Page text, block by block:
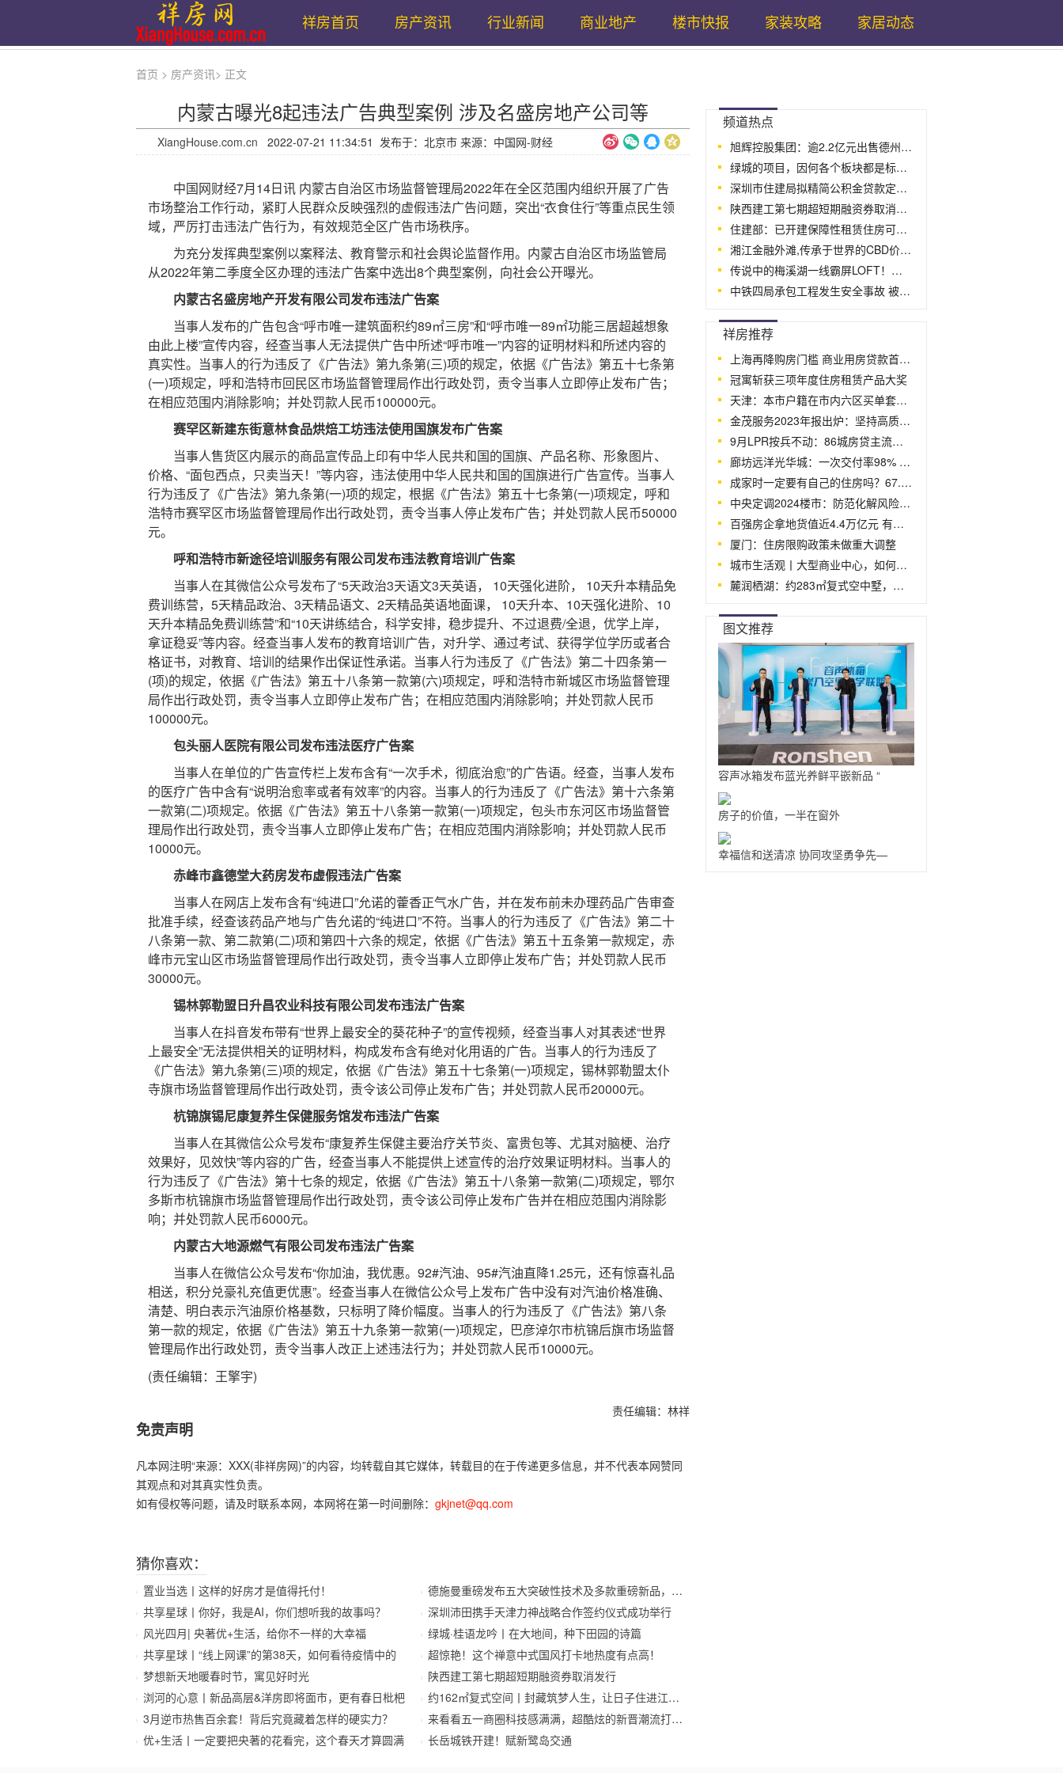
祥房首页 房产资讯 行业新闻 商业地产 楼市快报 家装攻略 家居动态
首页 > 房产资讯> 正文
内蒙古曝光8起违法广告典型案例 涉及名盛房地产公司等
XiangHouse.com.cn 2022-07-21 11:34:51 发布于：北京市 来源：中国网-财经
中国网财经7月14日讯 内蒙古自治区市场监督管理局2022年在全区范围内组织开展了广告
市场整治工作行动，紧盯人民群众反映强烈的虚假违法广告问题，突出“衣食住行”等重点民生领
域，严厉打击违法广告行为，有效规范全区广告市场秩序。
为充分发挥典型案例以案释法、教育警示和社会舆论监督作用。内蒙古自治区市场监管局
从2022年第二季度全区办理的违法广告案中选出8个典型案例，向社会公开曝光。
内蒙古名盛房地产开发有限公司发布违法广告案
当事人发布的广告包含“呼市唯一建筑面积约89㎡三房”和“呼市唯一89㎡功能三居超越想象
由此上楼”宣传内容，经查当事人无法提供广告中所述“呼市唯一”内容的证明材料和所述内容的
真实性。当事人的行为违反了《广告法》第九条第(三)项的规定，依据《广告法》第五十七条第
(一)项规定，呼和浩特市回民区市场监督管理局作出行政处罚，责令当事人立即停止发布广告；
在相应范围内消除影响；并处罚款人民币100000元。
赛罕区新建东街意林食品烘焙工坊违法使用国旗发布广告案
当事人售货区内展示的商品宣传品上印有中华人民共和国的国旗、产品名称、形象图片、
价格、“面包西点，只卖当天！”等内容，违法使用中华人民共和国的国旗进行广告宣传。当事人
行为违反了《广告法》第九条第(一)项的规定，根据《广告法》第五十七条第(一)项规定，呼和
浩特市赛罕区市场监督管理局作出行政处罚，责令当事人停止发布广告；并处罚款人民币50000
元。
呼和浩特市新途径培训服务有限公司发布违法教育培训广告案
当事人在其微信公众号发布了“5天政治3天语文3天英语， 10天强化进阶， 10天升本精品免
费训练营，5天精品政治、3天精品语文、2天精品英语地面课， 10天升本、10天强化进阶、10
天升本精品免费训练营”和“10天讲练结合，科学安排，稳步提升、不过退费/全退，优学上岸，
拿证稳妥”等内容。经查当事人发布的教育培训广告，对升学、通过考试、获得学位学历或者合
格证书，对教育、培训的结果作出保证性承诺。当事人行为违反了《广告法》第二十四条第一
(项)的规定，依据《广告法》第五十八条第一款第(六)项规定，呼和浩特市新城区市场监督管理
局作出行政处罚，责令当事人立即停止发布广告；在相应范围内消除影响；并处罚款人民币
100000元。
包头丽人医院有限公司发布违法医疗广告案
当事人在单位的广告宣传栏上发布含有“一次手术，彻底治愈”的广告语。经查，当事人发布
的医疗广告中含有“说明治愈率或者有效率”的内容。当事人的行为违反了《广告法》第十六条第
一款第(二)项规定。依据《广告法》第五十八条第一款第(一)项规定，包头市东河区市场监督管
理局作出行政处罚，责令当事人立即停止发布广告；在相应范围内消除影响；并处罚款人民币
10000元。
赤峰市鑫德堂大药房发布虚假违法广告案
当事人在网店上发布含有“纯进口”允诺的藿香正气水广告，并在发布前未办理药品广告审查
批准手续，经查该药品产地与广告允诺的“纯进口”不符。当事人的行为违反了《广告法》第二十
八条第一款、第二款第(二)项和第四十六条的规定，依据《广告法》第五十五条第一款规定，赤
峰市元宝山区市场监督管理局作出行政处罚，责令当事人立即停止发布广告；并处罚款人民币
30000元。
锡林郭勒盟日升昌农业科技有限公司发布违法广告案
当事人在抖音发布带有“世界上最安全的葵花种子”的宣传视频，经查当事人对其表述“世界
上最安全”无法提供相关的证明材料，构成发布含有绝对化用语的广告。当事人的行为违反了
《广告法》第九条第(三)项的规定，依据《广告法》第五十七条第(一)项规定，锡林郭勒盟太仆
寺旗市场监督管理局作出行政处罚，责令该公司停止发布广告；并处罚款人民币20000元。
杭锦旗锡尼康复养生保健服务馆发布违法广告案
当事人在其微信公众号发布“康复养生保健主要治疗关节炎、富贵包等、尤其对脑梗、治疗
效果好，见效快”等内容的广告，经查当事人不能提供上述宣传的治疗效果证明材料。当事人的
行为违反了《广告法》第十七条的规定，依据《广告法》第五十八条第一款第(二)项规定，鄂尔
多斯市杭锦旗市场监督管理局作出行政处罚，责令该公司停止发布广告并在相应范围内消除影
响；并处罚款人民币6000元。
内蒙古大地源燃气有限公司发布违法广告案
当事人在微信公众号发布“你加油，我优惠。92#汽油、95#汽油直降1.25元，还有惊喜礼品
相送，积分兑豪礼充值更优惠”。经查当事人在微信公众号上发布广告中没有对汽油价格准确、
清楚、明白表示汽油原价格基数，只标明了降价幅度。当事人的行为违反了《广告法》第八条
第一款的规定，依据《广告法》第五十九条第一款第(一)项规定，巴彦淖尔市杭锦后旗市场监督
管理局作出行政处罚，责令当事人改正上述违法行为；并处罚款人民币10000元。
(责任编辑：王擎宇)
责任编辑：林祥
免责声明
凡本网注明“来源：XXX(非祥房网)”的内容，均转载自其它媒体，转载目的在于传递更多信息，并不代表本网赞同
其观点和对其真实性负责。
如有侵权等问题，请及时联系本网，本网将在第一时间删除： gkjnet@qq.com
猜你喜欢：
置业当选丨这样的好房才是值得托付！
共享星球丨你好，我是AI，你们想听我的故事吗？
风光四月| 央著优+生活，给你不一样的大幸福
共享星球丨“线上网课”的第38天，如何看待疫情中的
梦想新天地暖春时节，寓见好时光
浏河的心意丨新品高层&洋房即将面市，更有春日枇杷
3月逆市热售百余套！背后究竟藏着怎样的硬实力？
优+生活丨一定要把央著的花看完，这个春天才算圆满
德施曼重磅发布五大突破性技术及多款重磅新品，开启
深圳沛田携手天津力神战略合作签约仪式成功举行
绿城·桂语龙吟丨在大地间，种下田园的诗篇
超惊艳！这个禅意中式国风打卡地热度有点高！
陕西建工第七期超短期融资券取消发行
约162㎡复式空间丨封藏筑梦人生，让日子住进江南里
来看看五一商圈科技感满满，超酷炫的新晋潮流打卡地
长岳城铁开建！赋新鹭岛交通
频道热点
旭辉控股集团：逾2.2亿元出售德州一住宅
绿城的项目，因何各个板块都是标杆，穿越周
深圳市住建局拟精简公积金贷款定义 调
陕西建工第七期超短期融资券取消发行
住建部：已开建保障性租赁住房可解决七百
湘江金融外滩,传承于世界的CBD价值高地
传说中的梅溪湖一线霸屏LOFT！真的够壕气
中铁四局承包工程发生安全事故 被禁止
祥房推荐
上海再降购房门槛 商业用房贷款首付比
冠寓斩获三项年度住房租赁产品大奖
天津：本市户籍在市内六区买单套120平以
金茂服务2023年报出炉：坚持高质量发展，锻
9月LPR按兵不动：86城房贷主流利率低至首
廊坊远洋光华城：一次交付率98% 已累计交
成家时一定要有自己的住房吗？67.1%受访
中央定调2024楼市：防范化解风险是重心
百强房企拿地货值近4.4万亿元 有头部房
厦门：住房限购政策未做重大调整
城市生活观丨大型商业中心，如何成就星城
麓润栖湖：约283㎡复式空中墅，致敬人生高
图文推荐
容声冰箱发布蓝光养鲜平嵌新品 “
房子的价值，一半在窗外
幸福信和送清凉 协同攻坚勇争先—